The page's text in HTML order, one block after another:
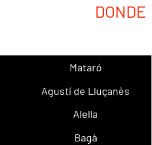
DONDE
Mataró
Agustí de Lluçanès
Alella
Bagà